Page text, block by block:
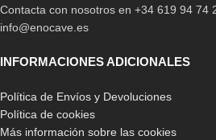
Contacta con nosotros en +34 619 94 74
info@enocave.es
INFORMACIONES ADICIONALES
Política de Envíos y Devoluciones
Política de cookies
Más información sobre las cookies